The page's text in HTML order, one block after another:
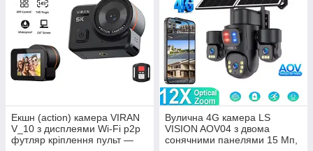
Екшн (action) камера VIRAN
V_10 з дисплеями Wi-Fi p2p
футляр кріплення пульт —
Вулична 4G камера LS
VISION AOV04 з двома
сонячними панелями 15 Мп,